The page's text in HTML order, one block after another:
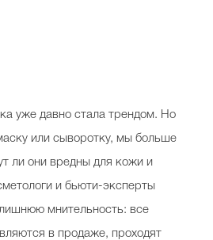
уже давно стала трендом. Но
или сыворотку, мы больше
ли они вредны для кожи и
и бьюти-эксперты
мнительность: все
в продаже, проходят